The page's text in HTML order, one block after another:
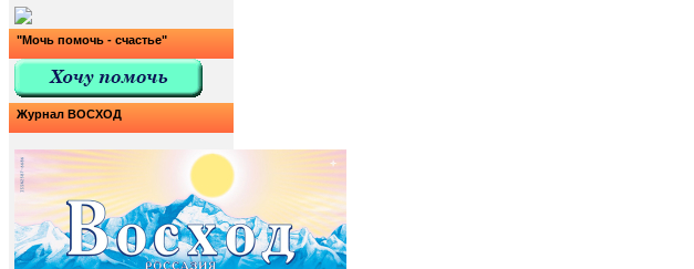
"Мочь помочь - счастье"
Журнал ВОСХОД